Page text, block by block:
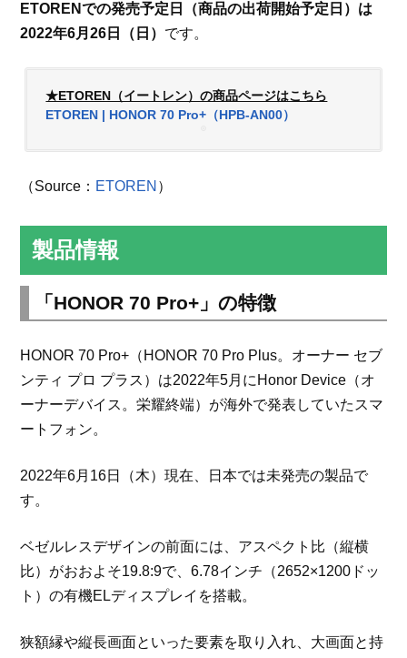
ETORENでの発売予定日（商品の出荷開始予定日）は
2022年6月26日（日） です。
★ETOREN（イートレン）の商品ページはこちら
ETOREN | HONOR 70 Pro+（HPB-AN00）
（Source： ETOREN ）
製品情報
「HONOR 70 Pro+」の特徴
HONOR 70 Pro+（HONOR 70 Pro Plus。オーナー セブ
ンティ プロ プラス）は2022年5月にHonor Device（オ
ーナーデバイス。栄耀終端）が海外で発表していたスマ
ートフォン。
2022年6月16日（木）現在、日本では未発売の製品で
す。
ベゼルレスデザインの前面には、アスペクト比（縦横
比）がおおよそ19.8:9で、6.78インチ（2652×1200ドッ
ト）の有機ELディスプレイを搭載。
狭額縁や縦長画面といった要素を取り入れ、大画面と持